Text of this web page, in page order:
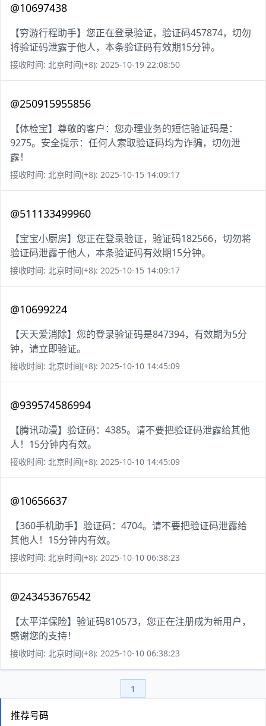
@10697438
【穷游行程助手】您正在登录验证，验证码457874，切勿
将验证码泄露于他人，本条验证码有效期15分钟。
接收时间: 北京时间(+8): 2025-10-19 22:08:50
@250915955856
【体检宝】尊敬的客户：您办理业务的短信验证码是：
9275。安全提示：任何人索取验证码均为诈骗，切勿泄
露！
接收时间: 北京时间(+8): 2025-10-15 14:09:17
@511133499960
【宝宝小厨房】您正在登录验证，验证码182566，切勿将
验证码泄露于他人，本条验证码有效期15分钟。
接收时间: 北京时间(+8): 2025-10-15 14:09:17
@10699224
【天天爱消除】您的登录验证码是847394，有效期为5分
钟，请立即验证。
接收时间: 北京时间(+8): 2025-10-10 14:45:09
@939574586994
【腾讯动漫】验证码：4385。请不要把验证码泄露给其他
人！15分钟内有效。
接收时间: 北京时间(+8): 2025-10-10 14:45:09
@10656637
【360手机助手】验证码：4704。请不要把验证码泄露给
其他人！15分钟内有效。
接收时间: 北京时间(+8): 2025-10-10 06:38:23
@243453676542
【太平洋保险】验证码810573，您正在注册成为新用户，
感谢您的支持！
接收时间: 北京时间(+8): 2025-10-10 06:38:23
1
推荐号码